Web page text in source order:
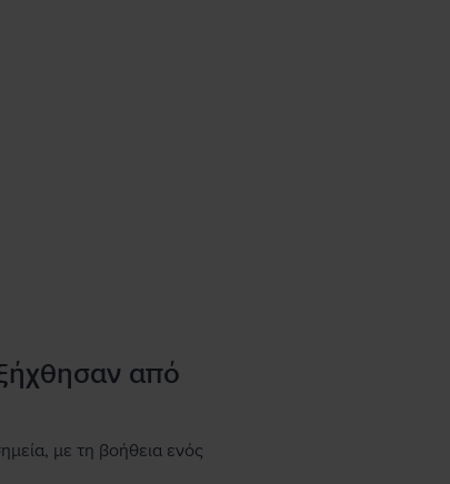
από
με τη βοήθεια ενός